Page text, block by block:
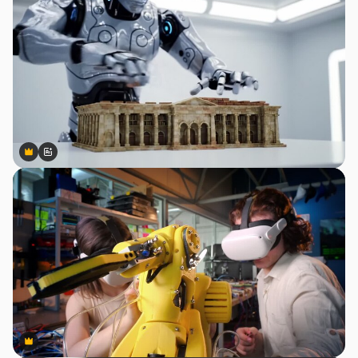
Premium
Premium
สร้างขึ้นโดย AI
Premium
Premium